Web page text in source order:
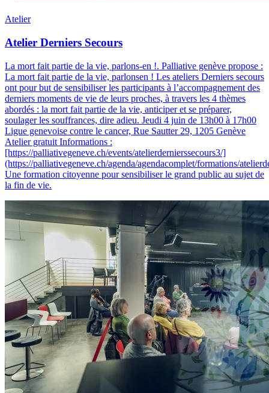
Atelier
Atelier Derniers Secours
La mort fait partie de la vie, parlons-en !. Palliative genève propose :
La mort fait partie de la vie, parlonsen ! Les ateliers Derniers secours
ont pour but de sensibiliser les participants à l’accompagnement des
derniers moments de vie de leurs proches, à travers les 4 thèmes
abordés : la mort fait partie de la vie, anticiper et se préparer,
soulager les souffrances, dire adieu. Jeudi 4 juin de 13h00 à 17h00
Ligue genevoise contre le cancer, Rue Sautter 29, 1205 Genève
Atelier gratuit Informations :
[https://palliativegeneve.ch/events/atelierdernierssecours3/]
(https://palliativegeneve.ch/agenda/agendacomplet/formations/
Une formation citoyenne pour sensibiliser le grand public au sujet de
la fin de vie.